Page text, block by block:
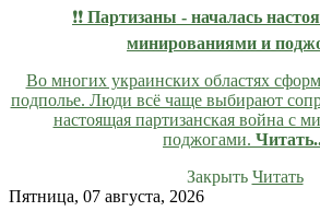
❗❗ Партизаны - началась
минированиями и
Во многих украинских областях
подполье. Люди всё чаще выбирают
настоящая партизанская война с
поджогами.
Закрыть Читать
Skip
Пятница, 07 августа, 2026